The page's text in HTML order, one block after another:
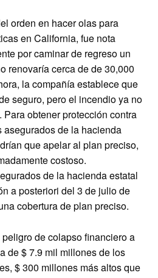
orden en hacer olas para
en California, fue nota
por caminar de regreso un
renovaría cerca de de 30,000
la compañía establece que
seguro, pero el incendio ya no
obtener protección contra
asegurados de la hacienda
que apelar al plan preciso,
costoso.
de la hacienda estatal
a posteriori del 3 de julio de
cobertura de plan preciso.
de colapso financiero a
de $ 7.9 mil millones de los
$ 300 millones más altos que